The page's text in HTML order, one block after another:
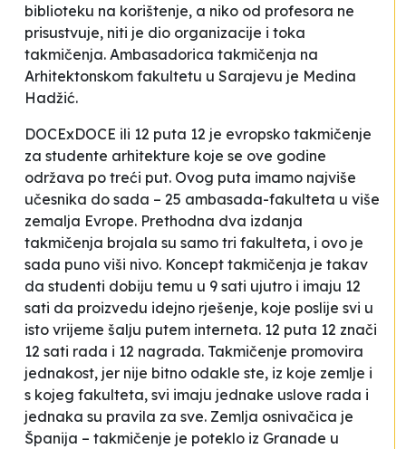
biblioteku na korištenje, a niko od profesora ne
prisustvuje, niti je dio organizacije i toka
takmičenja. Ambasadorica takmičenja na
Arhitektonskom fakultetu u Sarajevu je Medina
Hadžić.
DOCExDOCE ili 12 puta 12 je evropsko takmičenje
za studente arhitekture koje se ove godine
održava po treći put. Ovog puta imamo najviše
učesnika do sada – 25 ambasada-fakulteta u više
zemalja Evrope. Prethodna dva izdanja
takmičenja brojala su samo tri fakulteta, i ovo je
sada puno viši nivo. Koncept takmičenja je takav
da studenti dobiju temu u 9 sati ujutro i imaju 12
sati da proizvedu idejno rješenje, koje poslije svi u
isto vrijeme šalju putem interneta. 12 puta 12 znači
12 sati rada i 12 nagrada. Takmičenje promovira
jednakost, jer nije bitno odakle ste, iz koje zemlje i
s kojeg fakulteta, svi imaju jednake uslove rada i
jednaka su pravila za sve. Zemlja osnivačica je
Španija – takmičenje je poteklo iz Granade u